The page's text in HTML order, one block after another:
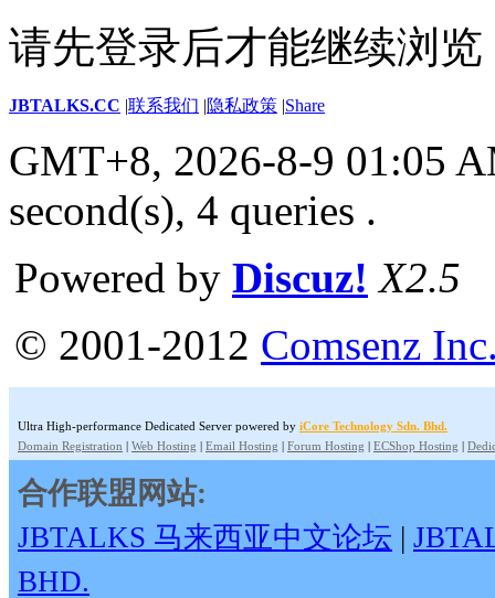
请先登录后才能继续浏览
JBTALKS.CC |联系我们 |隐私政策 |Share
GMT+8, 2026-8-9 01:05
second(s), 4 queries .
Powered by Discuz! X2.5
© 2001-2012 Comsenz
Ultra High-performance Dedicated Server powered by iCore Technology Sdn. Bhd.
Domain Registration | Web Hosting | Email Hosting | Forum Hosting | ECShop Hosting |
合作联盟网站:
JBTALKS 马来西亚中文论坛 |
BHD.